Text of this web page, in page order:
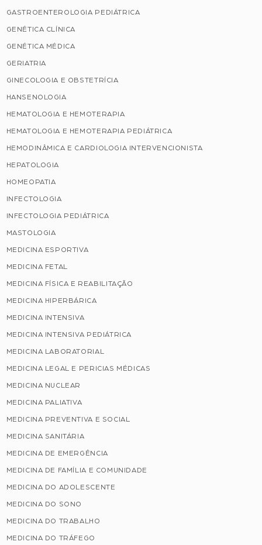
GASTROENTEROLOGIA PEDIÁTRICA
GENÉTICA CLÍNICA
GENÉTICA MÉDICA
GERIATRIA
GINECOLOGIA E OBSTETRÍCIA
HANSENOLOGIA
HEMATOLOGIA E HEMOTERAPIA
HEMATOLOGIA E HEMOTERAPIA PEDIÁTRICA
HEMODINÂMICA E CARDIOLOGIA INTERVENCIONISTA
HEPATOLOGIA
HOMEOPATIA
INFECTOLOGIA
INFECTOLOGIA PEDIÁTRICA
MASTOLOGIA
MEDICINA ESPORTIVA
MEDICINA FETAL
MEDICINA FÍSICA E REABILITAÇÃO
MEDICINA HIPERBÁRICA
MEDICINA INTENSIVA
MEDICINA INTENSIVA PEDIÁTRICA
MEDICINA LABORATORIAL
MEDICINA LEGAL E PERICIAS MÉDICAS
MEDICINA NUCLEAR
MEDICINA PALIATIVA
MEDICINA PREVENTIVA E SOCIAL
MEDICINA SANITÁRIA
MEDICINA DE EMERGÊNCIA
MEDICINA DE FAMÍLIA E COMUNIDADE
MEDICINA DO ADOLESCENTE
MEDICINA DO SONO
MEDICINA DO TRABALHO
MEDICINA DO TRÁFEGO